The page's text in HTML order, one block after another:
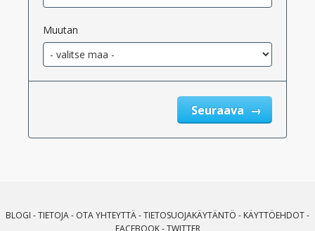
Muutan
Seuraava
BLOGI -TIETOJA- OTA YHTEYTTÄ-TIETOSUOJAKÄYTÄNTÖ - KÄYTTÖEHDOT-
FACEBOOK-TWITTER